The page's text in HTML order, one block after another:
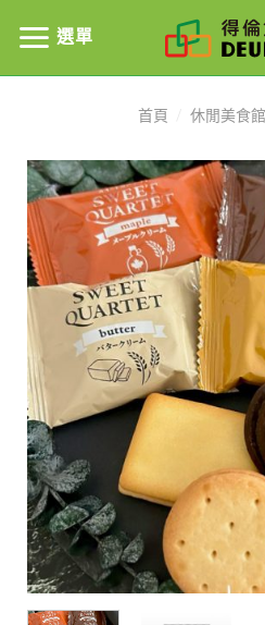
選單
首頁 休閒美食館